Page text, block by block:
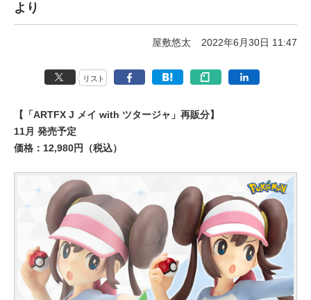
より
屋敷悠太 2022年6月30日 11:47
リスト
【「ARTFX J メイ with ツタージャ」再販分】
11月 発売予定
価格：12,980円（税込）